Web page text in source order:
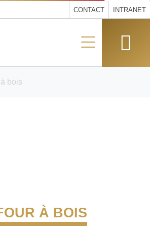
CONTACT INTRANET
bois
À BOIS